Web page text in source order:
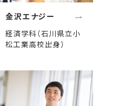
金沢エナジー
経済学科（石川県立小
松工業高校出身）